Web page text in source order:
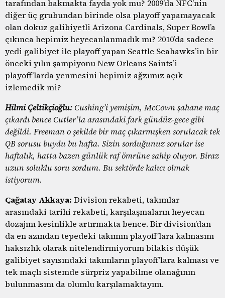
tarafından bakmakta fayda yok mu? 2009’da NFC’nin
diğer üç grubundan birinde olsa playoff yapamayacak
olan dokuz galibiyetli Arizona Cardinals, Super Bowl’a
çıkınca hepimiz heyecanlanmadık mı? 2010’da sadece
yedi galibiyet ile playoff yapan Seattle Seahawks’in bir
önceki yılın şampiyonu New Orleans Saints’i
playoff’larda yenmesini hepimiz ağzımız açık
izlemedik mi?
Hilmi Çeltikçioğlu:Cushing’i yemişim, McCown şahane maç
çıkardı bence Cutler’la arasındaki fark gündüz-gece gibi
değildi. Freeman o şekilde bir maç çıkarmışken sorulacak tek
QB sorusu buydu bu hafta. Sizin sorduğunuz sorular ise
haftalık, hatta bazen günlük raf ömrüne sahip oluyor. Biraz
uzun soluklu soru sordum. Bu sektörde kalıcı olmak
istiyorum.
Çağatay Akkaya: Division rekabeti, takımlar
arasındaki tarihi rekabeti, karşılaşmaların heyecan
dozajını kesinlikle artırmakta bence. Bir division’dan
da en azından tepedeki takımın playoff’lara kalmasını
haksızlık olarak nitelendirmiyorum bilakis düşük
galibiyet sayısındaki takımların playoff’lara kalması ve
tek maçlı sistemde sürpriz yapabilme olanağının
bulunmasını da olumlu karşılamaktayım.